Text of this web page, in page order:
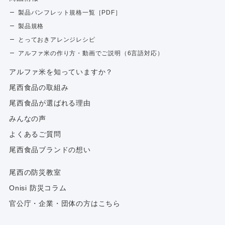
製品パンフレット規格一覧［PDF］
製品規格
とっておきアレンジレシピ
アルファ米の作り方・動画でご説明（6言語対応）
アルファ⽶を知っていますか？
尾西食品の取組み
尾西食品が選ばれる理由
みんなの声
よくあるご質問
尾西食品ブランドの想い
尾西の防災教室
Onisi 防災コラム
官公庁・企業・団体の方はこちら